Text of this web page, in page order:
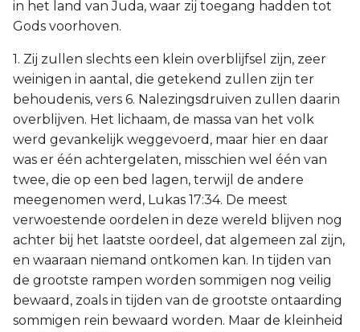
in het land van Juda, waar zij toegang hadden tot
Gods voorhoven.
1. Zij zullen slechts een klein overblijfsel zijn, zeer
weinigen in aantal, die getekend zullen zijn ter
behoudenis, vers 6. Nalezingsdruiven zullen daarin
overblijven. Het lichaam, de massa van het volk
werd gevankelijk weggevoerd, maar hier en daar
was er één achtergelaten, misschien wel één van
twee, die op een bed lagen, terwijl de andere
meegenomen werd, Lukas 17:34. De meest
verwoestende oordelen in deze wereld blijven nog
achter bij het laatste oordeel, dat algemeen zal zijn,
en waaraan niemand ontkomen kan. In tijden van
de grootste rampen worden sommigen nog veilig
bewaard, zoals in tijden van de grootste ontaarding
sommigen rein bewaard worden. Maar de kleinheid